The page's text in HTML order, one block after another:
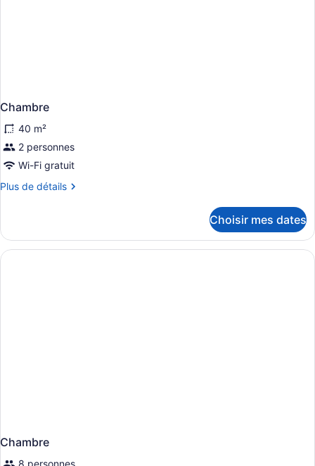
Chambre
40 m²
2 personnes
Wi-Fi gratuit
Plus de détails
Plus
Chambre
Choisir mes dates
Chambre